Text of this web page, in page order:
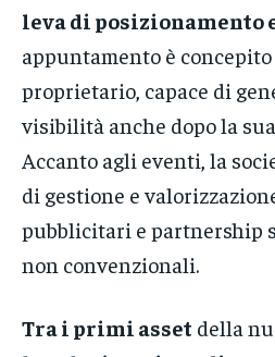
leva di posizionamento
appuntamento è
proprietario, capace di
visibilità anche dopo la
Accanto agli eventi, la
di gestione e
pubblicitari e partnership
non convenzionali.
Tra i primi asset della